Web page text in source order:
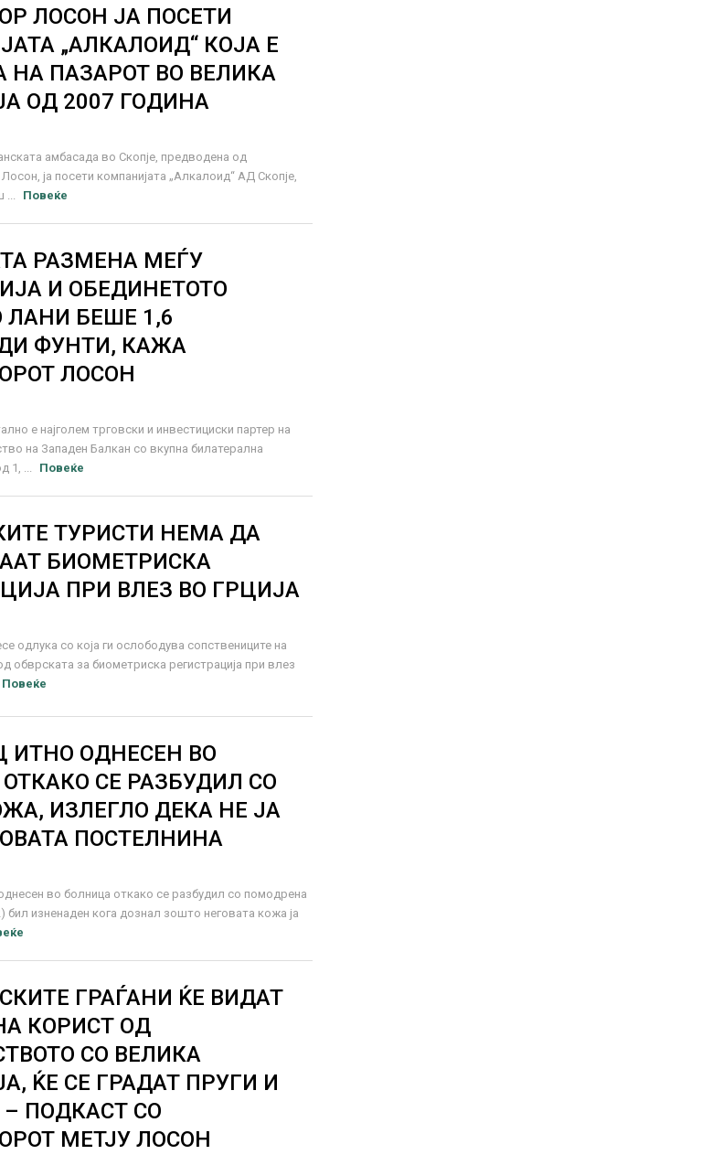
ЛОСОН ЈА ПОСЕТИ
„АЛКАЛОИД“ КОЈА Е
НА ПАЗАРОТ ВО ВЕЛИКА
ОД 2007 ГОДИНА
амбасада во Скопје, предводена од
ја посети компанијата „Алкалоид“ АД Скопје,
...
Повеќе
РАЗМЕНА МЕЃУ
И ОБЕДИНЕТОТО
ЛАНИ БЕШЕ 1,6
ФУНТИ, КАЖА
ЛОСОН
е најголем трговски и инвестициски партер на
на Западен Балкан со вкупна билатерална
1, ...
Повеќе
ТУРИСТИ НЕМА ДА
БИОМЕТРИСКА
ПРИ ВЛЕЗ ВО ГРЦИЈА
одлука со која ги ослободува сопствениците на
обврската за биометриска регистрација при влез
Повеќе
ИТНО ОДНЕСЕН ВО
СЕ РАЗБУДИЛ СО
ИЗЛЕГЛО ДЕКА НЕ ЈА
ПОСТЕЛНИНА
во болница откако се разбудил со помодрена
бил изненаден кога дознал зошто неговата кожа ја
ГРАЃАНИ ЌЕ ВИДАТ
КОРИСТ ОД
СО ВЕЛИКА
ЌЕ СЕ ГРАДАТ ПРУГИ И
ПОДКАСТ СО
МЕТЈУ ЛОСОН